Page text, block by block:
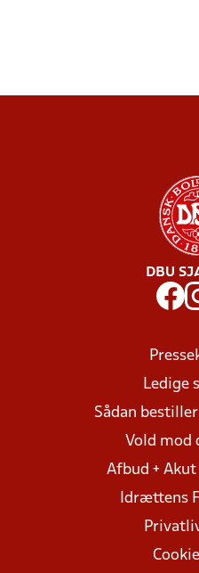
DBU
Ledige
Sådan
Vold mod
Afbud +
Idrættens